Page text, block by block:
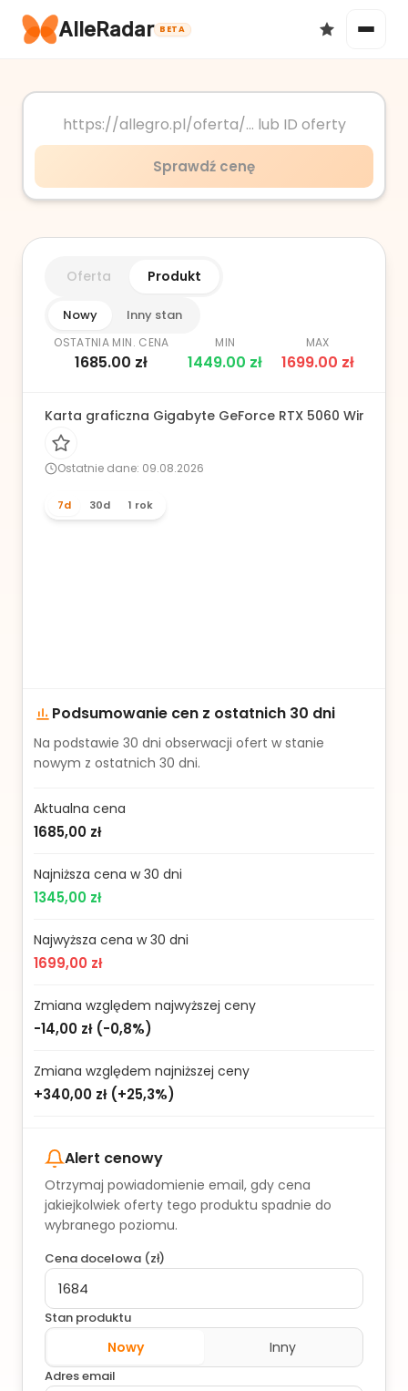
AlleRadar BETA
Okazje
Sprawdź cenę
Oferta Produkt
Nowy Inny stan
OSTATNIA MIN. CENA
1685.00 zł
MIN
1449.00 zł
MAX
1699.00 zł
Karta graficzna Gigabyte GeForce RTX 5060 Windforce
Ostatnie dane: 09.08.2026
7d 30d 1 rok
Podsumowanie cen z ostatnich 30 dni
Na podstawie 30 dni obserwacji ofert w stanie
nowym z ostatnich 30 dni.
Aktualna cena
1685,00 zł
Najniższa cena w 30 dni
1345,00 zł
Najwyższa cena w 30 dni
1699,00 zł
Zmiana względem najwyższej ceny
-14,00 zł(-0,8%)
Zmiana względem najniższej ceny
+340,00 zł(+25,3%)
Alert cenowy
Otrzymaj powiadomienie email, gdy cena
jakiejkolwiek oferty tego produktu spadnie do
wybranego poziomu.
Cena docelowa (zł)
Stan produktu
Nowy Inny
Adres email